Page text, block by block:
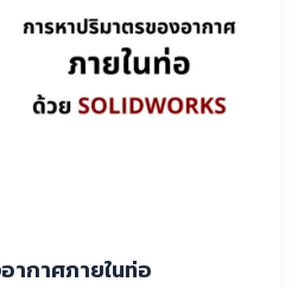
ากาศภายในท่อ